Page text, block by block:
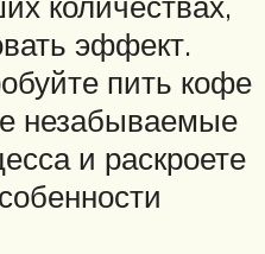
эффект.
пить кофе
незабываемые
и раскроете